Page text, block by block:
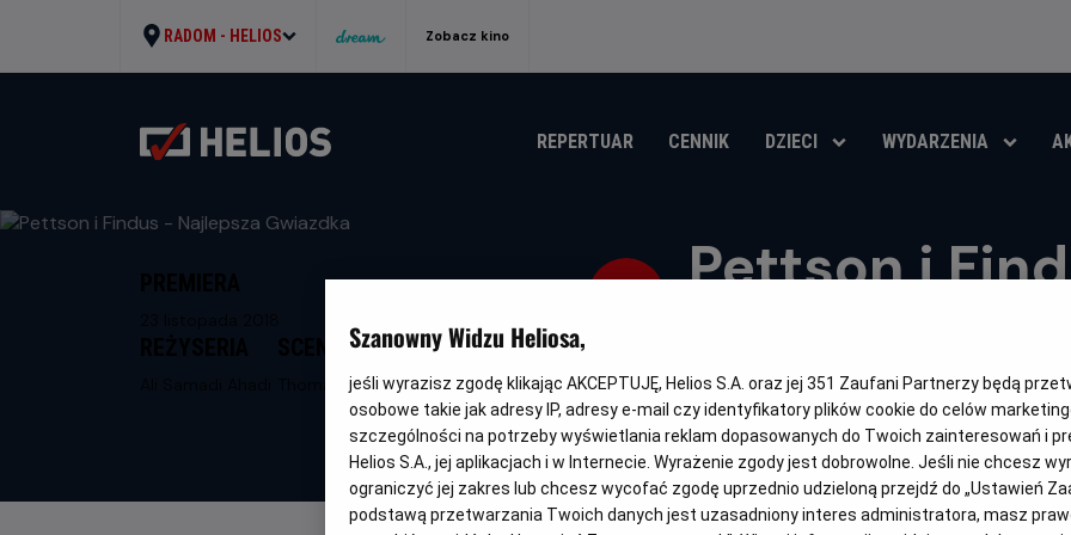
RADOM - HELIOS Zobacz kino
REPERTUAR CENNIK DZIECI WYDARZENIA
Pettson i
Oryginalny
tytuł
Pettersson und Findus 2 - Das schönste Weihnachten
Czas
trwania
Kraj
i
rok
produkcji
Niemcy (2016)
SCENARIUSZ
Thomas Springer
Szanowny Widzu Heliosa,
jeśli wyrazisz zgodę klikając AKCEPTUJĘ, Helios S.A. oraz jej 351 Zaufani Partnerzy będą
osobowe takie jak adresy IP, adresy e-mail czy identyfikatory plików cookie do celów
szczególności na potrzeby wyświetlania reklam dopasowanych do Twoich zainteresowań i
Helios S.A., jej aplikacjach i w Internecie. Wyrażenie zgody jest dobrowolne. Jeśli nie chcesz
ograniczyć jej zakres lub chcesz wycofać zgodę uprzednio udzieloną przejdź do „Ustawień
podstawą przetwarzania Twoich danych jest uzasadniony interes administratora, masz